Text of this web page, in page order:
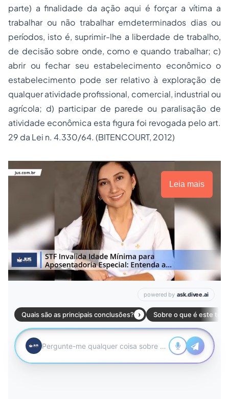
parte) a finalidade da ação aqui é forçar a vítima a
trabalhar ou não trabalhar emdeterminados dias ou
períodos, isto é, suprimir-lhe a liberdade de trabalho,
de decisão sobre onde, como e quando trabalhar; c)
abrir ou fechar seu estabelecimento econômico o
estabelecimento pode ser relativo à exploração de
qualquer atividade profissional, comercial, industrial ou
agrícola; d) participar de parede ou paralisação de
atividade econômica esta figura foi revogada pelo art.
29 da Lei n. 4.330/64. (BITENCOURT, 2012)
Leia mais